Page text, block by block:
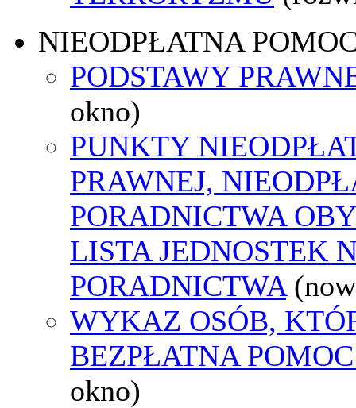
NIEODPŁATNA
PODSTAWY
okno)
PUNKTY
PRAWNEJ,
PORADNICTWA
LISTA JEDNOSTEK
PORADNICTWA
WYKAZ OSÓB,
BEZPŁATNA
okno)